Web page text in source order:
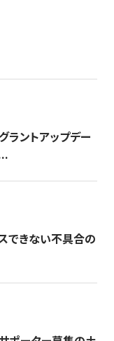
ラントアップデー
できない不具合の